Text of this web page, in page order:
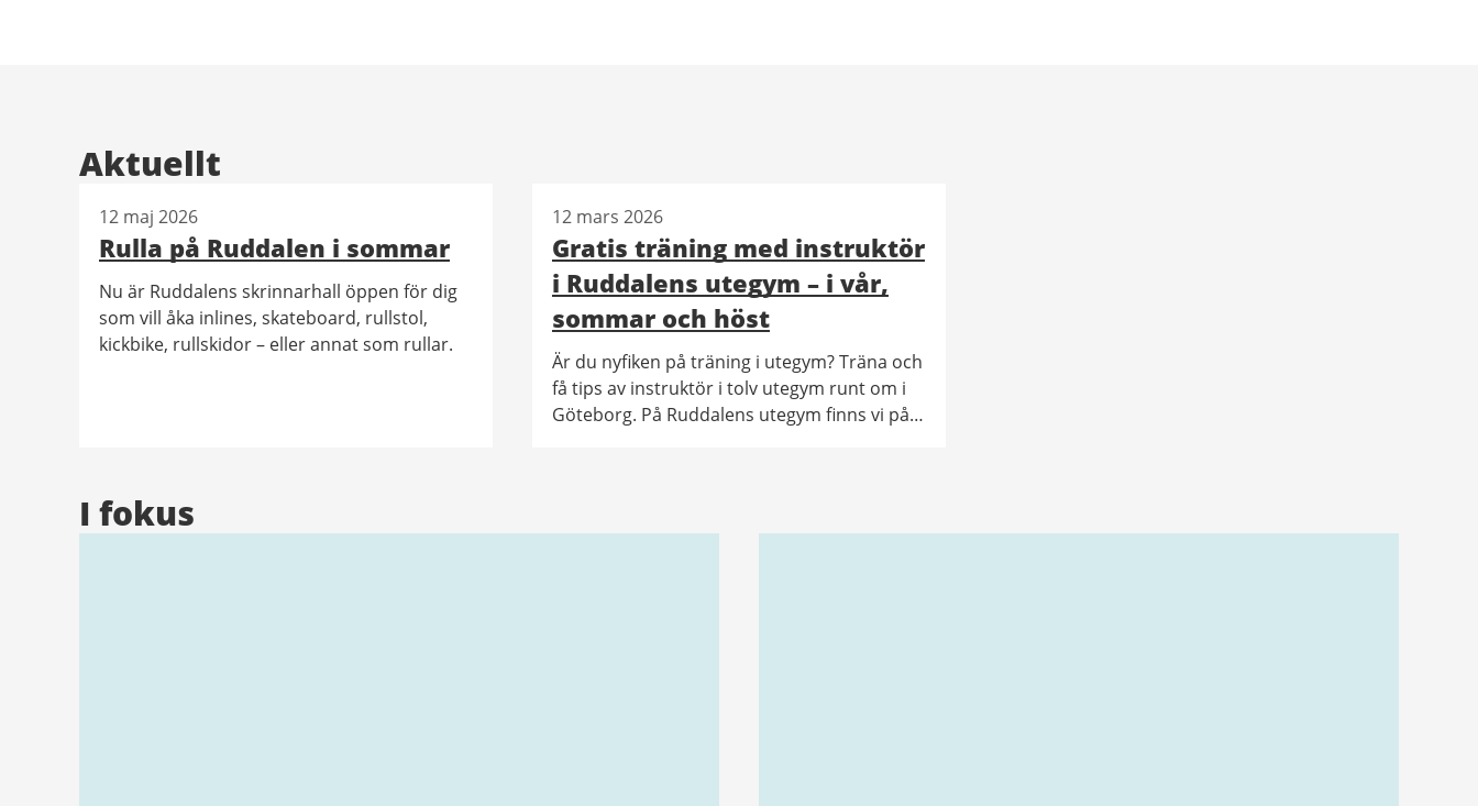
Aktuellt
Rulla på Ruddalen i sommar
12 maj 2026
Nu är Ruddalens skrinnarhall öppen för dig
som vill åka inlines, skateboard, rullstol,
kickbike, rullskidor – eller annat som rullar.
Gratis träning med instruktör
i Ruddalens utegym – i vår,
sommar och höst
12 mars 2026
Är du nyfiken på träning i utegym? Träna och
få tips av instruktör i tolv utegym runt om i
Göteborg. På Ruddalens utegym finns vi på
I fokus